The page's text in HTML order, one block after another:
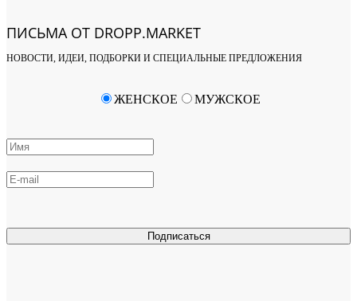
ПИСЬМА ОТ DROPP.MARKET
НОВОСТИ, ИДЕИ, ПОДБОРКИ И СПЕЦИАЛЬНЫЕ ПРЕДЛОЖЕНИЯ
Подписаться
ЖЕНСКОЕ МУЖСКОЕ